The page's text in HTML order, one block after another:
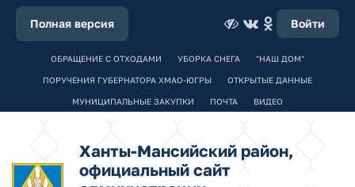
Полная версия Войти
ОБРАЩЕНИЕ С ОТХОДАМИ УБОРКА СНЕГА "НАШ ДОМ"
ПОРУЧЕНИЯ ГУБЕРНАТОРА ХМАО-ЮГРЫ ОТКРЫТЫЕ ДАННЫЕ
МУНИЦИПАЛЬНЫЕ ЗАКУПКИ ПОЧТА ВИДЕО
Ханты-Мансийский район,
официальный сайт